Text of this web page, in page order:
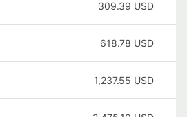
309.39 USD
618.78 USD
1,237.55 USD